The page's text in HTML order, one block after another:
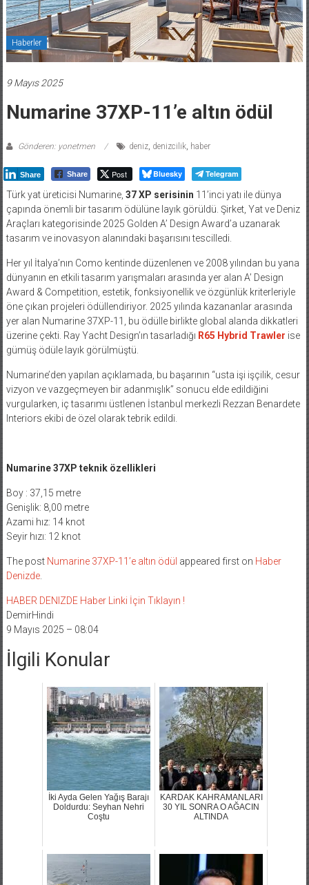
Haberler
9 Mayıs 2025
Numarine 37XP-11’e altın ödül
Gönderen: yonetmen deniz, denizcilik, haber
Share Share Post Bluesky Telegram
Türk yat üreticisi Numarine, 37 XP serisinin 11’inci yatı ile dünya
çapında önemli bir tasarım ödülüne layık görüldü. Şirket, Yat ve Deniz
Araçları kategorisinde 2025 Golden A’ Design Award’a uzanarak
tasarım ve inovasyon alanındaki başarısını tescilledi.
Her yıl İtalya’nın Como kentinde düzenlenen ve 2008 yılından bu yana
dünyanın en etkili tasarım yarışmaları arasında yer alan A’ Design
Award & Competition, estetik, fonksiyonellik ve özgünlük kriterleriyle
öne çıkan projeleri ödüllendiriyor. 2025 yılında kazananlar arasında
yer alan Numarine 37XP-11, bu ödülle birlikte global alanda dikkatleri
üzerine çekti. Ray Yacht Design’ın tasarladığı R65 Hybrid Trawler ise
gümüş ödüle layık görülmüştü.
Numarine’den yapılan açıklamada, bu başarının “usta işi işçilik, cesur
vizyon ve vazgeçmeyen bir adanmışlık” sonucu elde edildiğini
vurgularken, iç tasarımı üstlenen İstanbul merkezli Rezzan Benardete
Interiors ekibi de özel olarak tebrik edildi.
Numarine 37XP teknik özellikleri
Boy : 37,15 metre
Genişlik: 8,00 metre
Azami hız: 14 knot
Seyir hızı: 12 knot
The post Numarine 37XP-11’e altın ödül appeared first on Haber
Denizde.
HABER DENIZDE Haber Linki İçin Tıklayın !
DemirHindi
9 Mayıs 2025 – 08:04
İlgili Konular
İki Ayda Gelen Yağış Barajı
Doldurdu: Seyhan Nehri
Coştu
KARDAK KAHRAMANLARI
30 YIL SONRA O AĞACIN
ALTINDA